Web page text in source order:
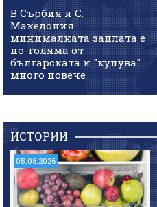
В Сърбия и С.
Македония
минималната заплата е
по-голяма от
българската и "купува"
много повече
ИСТОРИИ
05.08.2026